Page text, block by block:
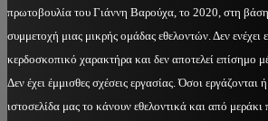
πρωτοβουλία του Γιάννη Βαρούχα, το 2020, στη βάση
συμμετοχή μιας μικρής ομάδας εθελοντών. Δεν ενέχει
κερδοσκοπικό χαρακτήρα και δεν αποτελεί επίσημο
Δεν έχει έμμισθες σχέσεις εργασίας. Όσοι εργάζονται
ιστοσελίδα μας το κάνουν εθελοντικά και από